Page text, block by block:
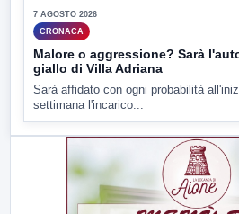
7 AGOSTO 2026
CRONACA
Malore o aggressione? Sarà
giallo di Villa Adriana
Sarà affidato con ogni probabilità
settimana l'incarico...